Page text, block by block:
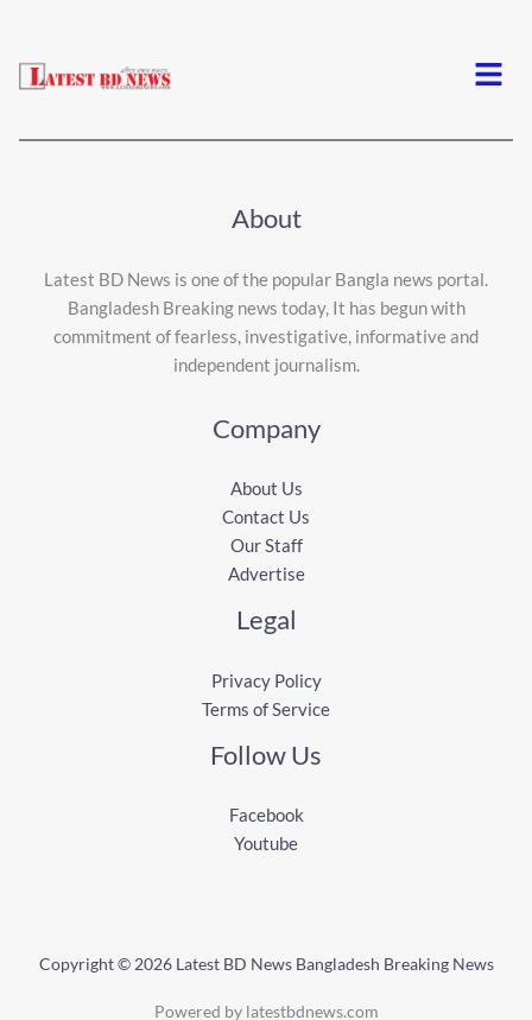
Menu
About
Latest BD News is one of the popular Bangla news portal.
Bangladesh Breaking news today, It has begun with
commitment of fearless, investigative, informative and
independent journalism.
Company
About Us
Contact Us
Our Staff
Advertise
Legal
Privacy Policy
Terms of Service
Follow Us
Facebook
Youtube
Copyright © 2026 Latest BD News Bangladesh Breaking News
Powered by latestbdnews.com